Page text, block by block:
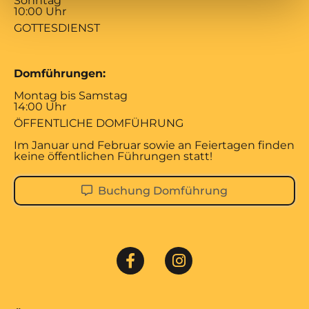
10:00 Uhr
GOTTESDIENST
Domführungen:
Montag bis Samstag
14:00 Uhr
ÖFFENTLICHE DOMFÜHRUNG
Im Januar und Februar sowie an Feiertagen finden
keine öffentlichen Führungen statt!
Buchung Domführung